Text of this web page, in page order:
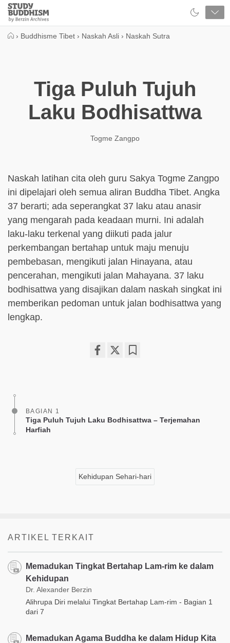
Close
Study
Buddhism
› Buddhisme Tibet › Naskah Asli › Naskah Sutra
Tiga Puluh Tujuh
Laku Bodhisattwa
Togme Zangpo
Naskah latihan cita oleh guru Sakya Togme Zangpo
ini dipelajari oleh semua aliran Buddha Tibet. Angka
37 berarti; ada seperangkat 37 laku atau anasir
yang mengarah pada keadaan murni. Ini adalah
laku-laku terkenal yang diikuti pada jalur
perkembangan bertahap untuk maju menuju
pembebasan, mengikuti jalan Hinayana, atau
pencerahan, mengikuti jalan Mahayana. 37 laku
bodhisattwa yang disajikan dalam naskah singkat ini
memberikan pedoman untuk jalan bodhisattwa yang
lengkap.
BAGIAN 1
Tiga Puluh Tujuh Laku Bodhisattwa – Terjemahan
Harfiah
Kehidupan Sehari-hari
ARTIKEL TERKAIT
Memadukan Tingkat Bertahap Lam-rim ke dalam
Kehidupan
Dr. Alexander Berzin
Alihrupa Diri melalui Tingkat Bertahap Lam-rim - Bagian 1
dari 7
Memadukan Agama Buddha ke dalam Hidup Kita